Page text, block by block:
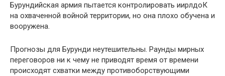
Бурундийская армия пытается контролировать иирлдоК
на охваченной войной территории, но она плохо обучена и
вооружена.
Прогнозы для Бурунди неутешительны. Раунды мирных
переговоров ни к чему не приводят время от времени
происходят схватки между противоборствующими